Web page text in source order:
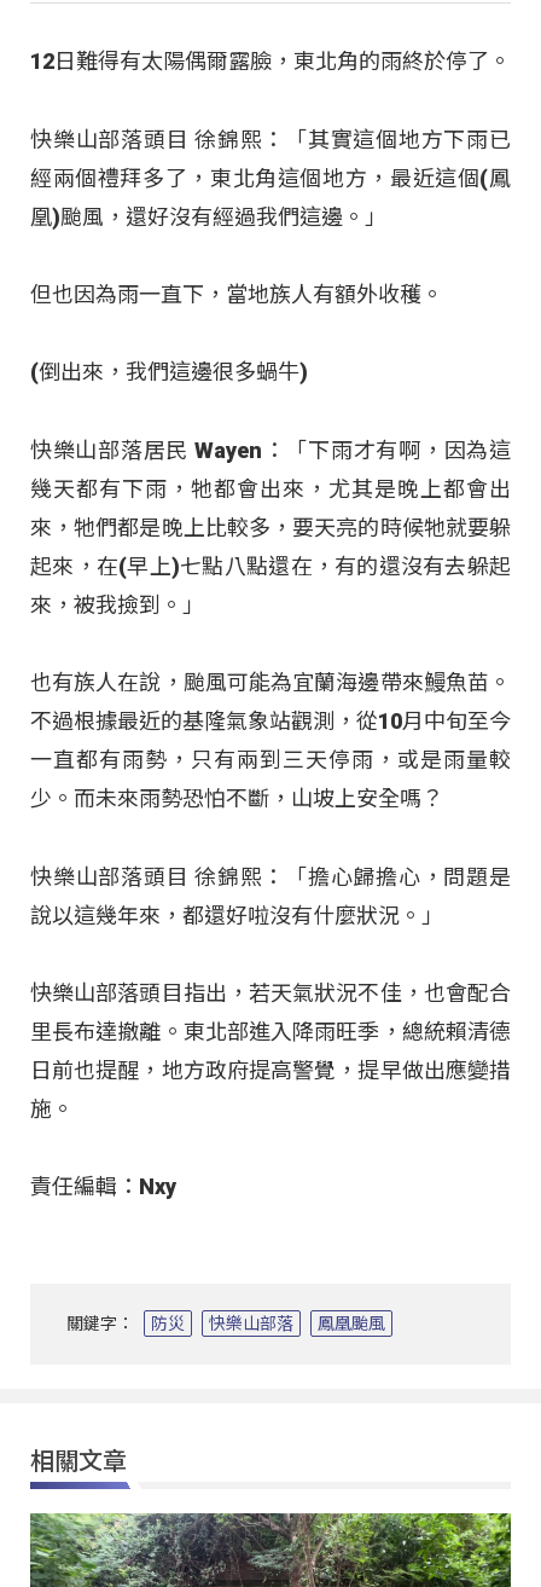
12日難得有太陽偶爾露臉，東北角的雨終於停了。
快樂山部落頭目 徐錦熙：「其實這個地方下雨已
經兩個禮拜多了，東北角這個地方，最近這個(鳳
凰)颱風，還好沒有經過我們這邊。」
但也因為雨一直下，當地族人有額外收穫。
(倒出來，我們這邊很多蝸牛)
快樂山部落居民 Wayen：「下雨才有啊，因為這
幾天都有下雨，牠都會出來，尤其是晚上都會出
來，牠們都是晚上比較多，要天亮的時候牠就要躲
起來，在(早上)七點八點還在，有的還沒有去躲起
來，被我撿到。」
也有族人在說，颱風可能為宜蘭海邊帶來鰻魚苗。
不過根據最近的基隆氣象站觀測，從10月中旬至今
一直都有雨勢，只有兩到三天停雨，或是雨量較
少。而未來雨勢恐怕不斷，山坡上安全嗎？
快樂山部落頭目 徐錦熙：「擔心歸擔心，問題是
說以這幾年來，都還好啦沒有什麼狀況。」
快樂山部落頭目指出，若天氣狀況不佳，也會配合
里長布達撤離。東北部進入降雨旺季，總統賴清德
日前也提醒，地方政府提高警覺，提早做出應變措
施。
責任編輯：Nxy
關鍵字： 防災 快樂山部落 鳳凰颱風
相關文章